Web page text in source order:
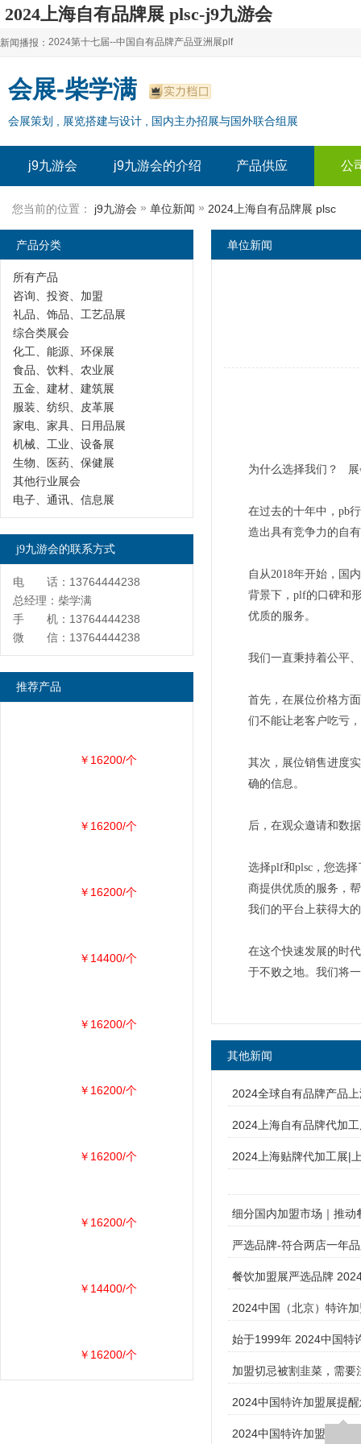
2024上海自有品牌展 plsc-j9九游会
新闻播报：
2024上海自有品牌展--百货展|食品展 零售展|oem展
2024全球自有--品牌产品亚洲展（plf）
2024上海自有品牌展--2024上海oem 贴牌代加工展
2024第十七届--中国自有品牌产品亚洲展plf
2024全球自有--品牌产品亚洲展（plf）
2024年上海--第17届自有品牌展
会展-柴学满
会展策划 , 展览搭建与设计 , 国内主办招展与国外联合组展
j9九游会 j9九游会的介绍 产品供应 公
您当前的位置： j9九游会 » 单位新闻 » 2024上海自有品牌展 plsc
单位新闻
为什么选择我们？ 展
在过去的十年中，pb
造出具有竞争力的自
自从2018年开始，国
背景下，plf的口碑和
优质的服务。
我们一直秉持着公平
首先，在展位价格方
们不能让老客户吃亏
其次，展位销售进度
确的信息。
后，在观众邀请和数
选择plf和plsc，您选
商提供优质的服务，
我们的平台上获得大
在这个快速发展的时
于不败之地。我们将
其他新闻
2024全球自有品牌产品
2024上海自有品牌代加
2024上海贴牌代加工展|
细分国内加盟市场｜推
严选品牌-符合两店一年
餐饮加盟展严选品牌
2024中国（北京）特许
始于1999年 2024中国特
加盟切忌被割韭菜，需
2024中国特许加盟展提
2024中国特许加盟展览
产品分类
所有产品
咨询、投资、加盟
礼品、饰品、工艺品展
综合类展会
化工、能源、环保展
食品、饮料、农业展
五金、建材、建筑展
服装、纺织、皮革展
家电、家具、日用品展
机械、工业、设备展
生物、医药、保健展
其他行业展会
电子、通讯、信息展
j9九游会的联系方式
电 话：13764444238
总经理：柴学满
手 机：13764444238
微 信：13764444238
推荐产品
￥16200/个
￥16200/个
￥16200/个
￥14400/个
￥16200/个
￥16200/个
￥16200/个
￥16200/个
￥14400/个
￥16200/个